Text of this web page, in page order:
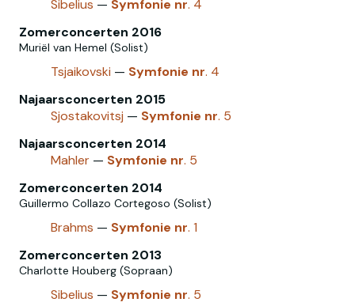
Sibelius — Symfonie nr. 4
Zomerconcerten 2016
Muriël van Hemel (Solist)
Tsjaikovski — Symfonie nr. 4
Najaarsconcerten 2015
Sjostakovitsj — Symfonie nr. 5
Najaarsconcerten 2014
Mahler — Symfonie nr. 5
Zomerconcerten 2014
Guillermo Collazo Cortegoso (Solist)
Brahms — Symfonie nr. 1
Zomerconcerten 2013
Charlotte Houberg (Sopraan)
Sibelius — Symfonie nr. 5